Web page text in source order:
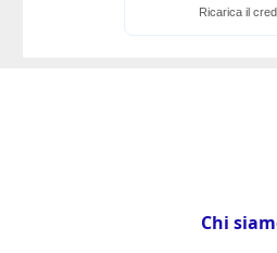
Ricarica il
Chi